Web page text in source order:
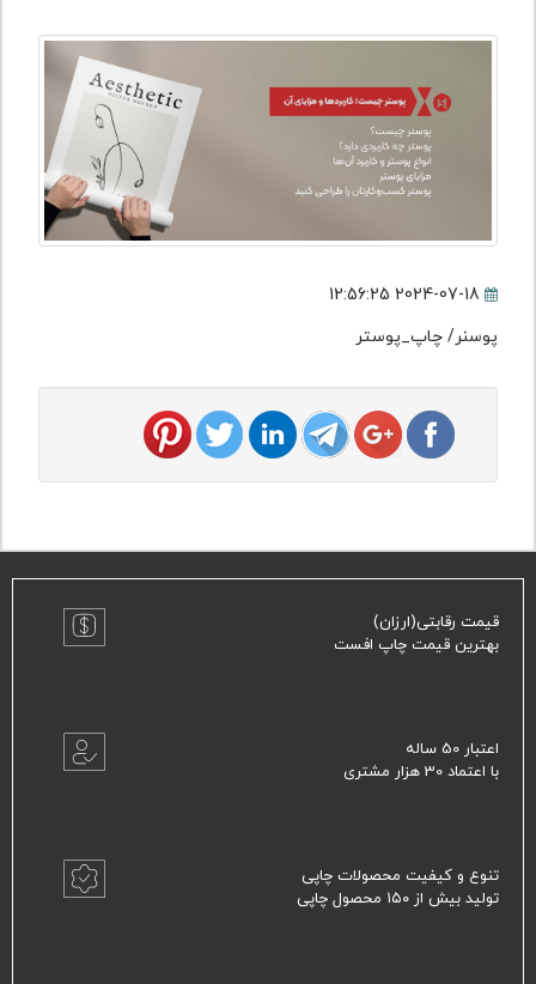
پوسنر/ چاپ_پوستر
قیمت رقابتی(ارزان)
بهترین قیمت چاپ افست
اعتبار 50 ساله
با اعتماد 30 هزار مشتری
تنوع و کیفیت محصولات چاپی
تولید بیش از ۱۵۰ محصول چاپی